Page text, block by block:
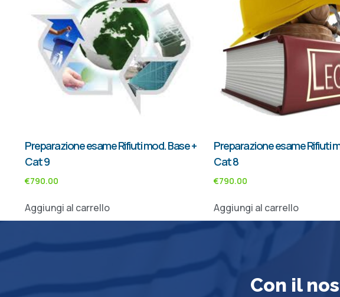
Preparazione esame Rifiuti mod. Base +
Cat 9
€790.00
Aggiungi al carrello
Preparazione esame Rifiuti
Cat 8
€790.00
Aggiungi al carrello
Con il